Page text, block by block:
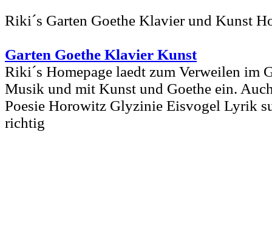
Riki´s Garten Goethe Klavier und Kunst
Garten Goethe Klavier Kunst
Riki´s Homepage laedt zum Verweilen im
Musik und mit Kunst und Goethe ein.
Poesie Horowitz Glyzinie Eisvogel Lyrik
richtig